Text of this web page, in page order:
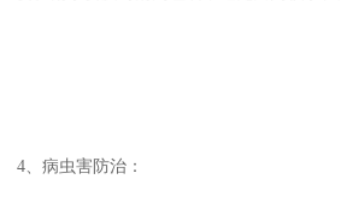
4、病虫害防治：